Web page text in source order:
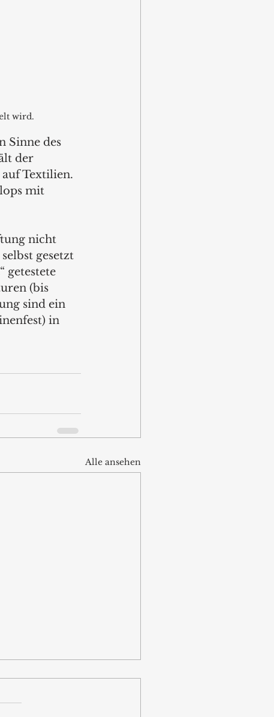
wird.
Sinne des
der
Textilien.
mit
nicht
gesetzt
getestete
(bis
sind ein
in
Alle ansehen